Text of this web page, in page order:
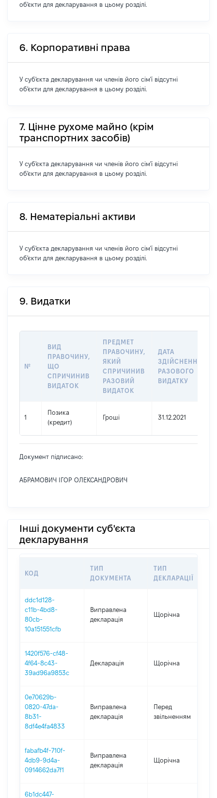
об'єкти для декларування в цьому розділі.
6. Корпоративні права
У суб'єкта декларування чи членів його сім'ї відсутні
об'єкти для декларування в цьому розділі.
7. Цінне рухоме майно (крім
транспортних засобів)
У суб'єкта декларування чи членів його сім'ї відсутні
об'єкти для декларування в цьому розділі.
8. Нематеріальні активи
У суб'єкта декларування чи членів його сім'ї відсутні
об'єкти для декларування в цьому розділі.
9. Видатки
№
ВИД
ПРАВОЧИНУ,
ЩО
СПРИЧИНИВ
ВИДАТОК
ПРЕДМЕТ
ПРАВОЧИНУ,
ЯКИЙ
СПРИЧИНИВ
РАЗОВИЙ
ВИДАТОК
ДАТА
ЗДІЙСНЕННЯ
РАЗОВОГО
ВИДАТКУ
1
Позика
(кредит)
Гроші 31.12.2021
Документ підписано:
АБРАМОВИЧ ІГОР ОЛЕКСАНДРОВИЧ
Інші документи суб'єкта
декларування
КОД
ТИП
ДОКУМЕНТА
ТИП
ДЕКЛАРАЦІЇ
ddc1d128-
c11b-4bd8-
80cb-
10a151551cfb
Виправлена
декларація
Щорічна
1420f576-cf48-
4f64-8c43-
39ad96a9853c
Декларація Щорічна
0e70629b-
0820-47da-
8b31-
8df4e4fa4833
Виправлена
декларація
Перед
звільненням
fabafb4f-710f-
4db9-9d4a-
0914662da7f1
Виправлена
декларація
Щорічна
6b1dc447-